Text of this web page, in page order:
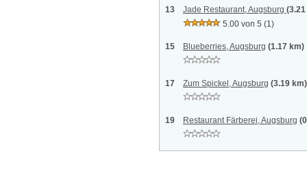
13 Jade Restaurant, Augsburg
5.00 von 5 (1)
15 Blueberries, Augsburg (1.17 km)
17 Zum Spickel, Augsburg (3.19 km)
19 Restaurant Färberei, Augsburg